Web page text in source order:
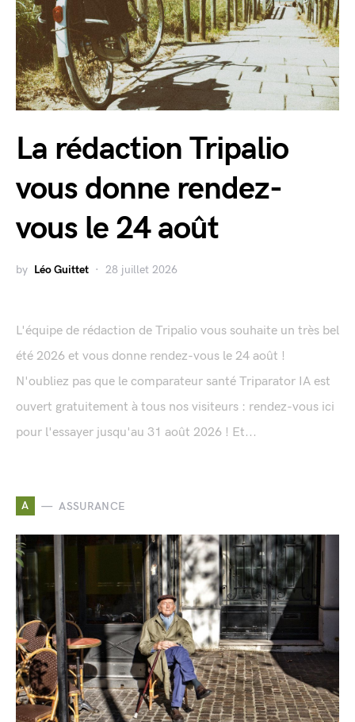
La rédaction Tripalio
vous donne rendez-
vous le 24 août
by Léo Guittet 28 juillet 2026
L'équipe de rédaction de Tripalio vous souhaite un très bel
été 2026 et vous donne rendez-vous le 24 août !
N'oubliez pas que le comparateur santé Triparator IA est
ouvert gratuitement à tous nos visiteurs : rendez-vous ici
pour l'essayer jusqu'au 31 août 2026 ! Et...
A ASSURANCE